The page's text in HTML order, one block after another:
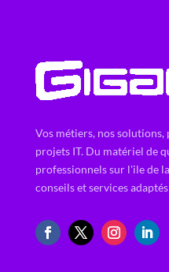
Vos métiers, nos solutions,
projets IT. Du matériel de
professionnels sur l'ile de
conseils et services